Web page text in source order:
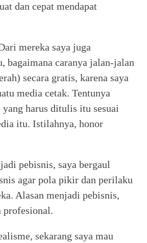
dan cepat mendapat
mereka saya juga
bagaimana caranya jalan-jalan
secara gratis, karena saya
media cetak. Tentunya
yang harus ditulis itu sesuai
itu. Istilahnya, honor
pebisnis, saya bergaul
agar pola pikir dan perilaku
Alasan menjadi pebisnis,
profesional.
sekarang saya mau